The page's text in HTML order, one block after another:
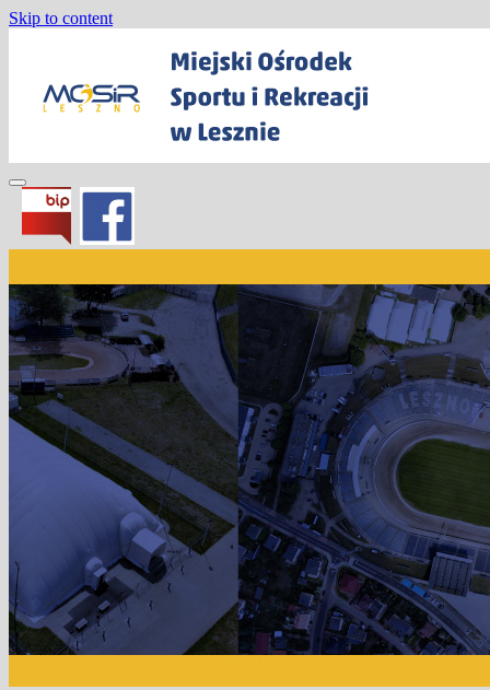
Skip to content
Miejski Ośrodek Sportu i Rekreacji w
Lesznie